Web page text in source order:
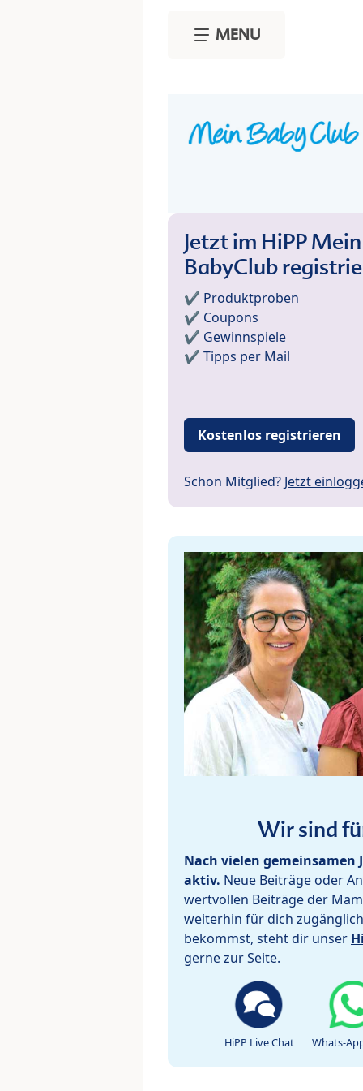
MENU
Jetzt im HiPP Mein
BabyClub
✔️ Produktproben
✔️ Coupons
✔️ Gewinnspiele
✔️ Tipps per Mail
Kostenlos registrieren
Schon Mitglied? Jetzt
Wir sind
Nach vielen
aktiv. Neue Beiträge oder
wertvollen Beiträge der
weiterhin für dich
bekommst, steht dir unser
gerne zur Seite.
HiPP Live Chat Whats-